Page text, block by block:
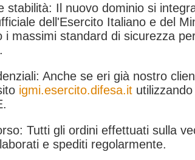
stabilità: Il nuovo dominio si
dell'Esercito Italiano e del
i massimi standard di sicurezza
Anche se eri già nostro
igmi.esercito.difesa.it
Tutti gli ordini effettuati sulla
e spediti regolarmente.